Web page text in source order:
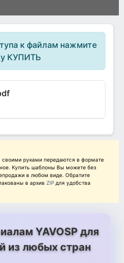
к файлам нажмите
КУПИТЬ
руками передаются в формате
Купить шаблоны Вы можете без
в любом виде. Обратите
в архив ZIP для удобства
YAVOSP для
из любых стран